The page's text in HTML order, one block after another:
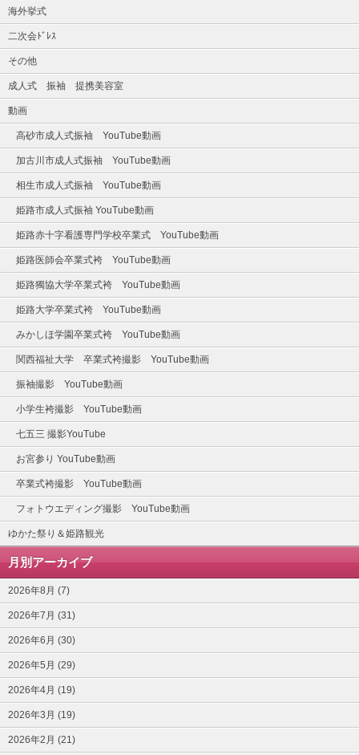
海外挙式
二次会ﾄﾞﾚｽ
その他
成人式 振袖 提携美容室
動画
高砂市成人式振袖 YouTube動画
加古川市成人式振袖 YouTube動画
相生市成人式振袖 YouTube動画
姫路市成人式振袖 YouTube動画
姫路赤十字看護専門学校卒業式 YouTube動画
姫路医師会卒業式袴 YouTube動画
姫路獨協大学卒業式袴 YouTube動画
姫路大学卒業式袴 YouTube動画
みかしほ学園卒業式袴 YouTube動画
関西福祉大学 卒業式袴撮影 YouTube動画
振袖撮影 YouTube動画
小学生袴撮影 YouTube動画
七五三 撮影YouTube
お宮参り YouTube動画
卒業式袴撮影 YouTube動画
フォトウエディング撮影 YouTube動画
ゆかた祭り＆姫路観光
月別アーカイブ
2026年8月 (7)
2026年7月 (31)
2026年6月 (30)
2026年5月 (29)
2026年4月 (19)
2026年3月 (19)
2026年2月 (21)